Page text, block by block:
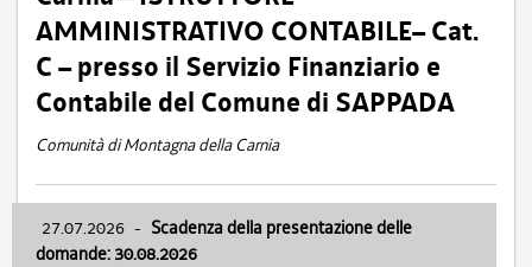
AMMINISTRATIVO CONTABILE– Cat.
C – presso il Servizio Finanziario e
Contabile del Comune di SAPPADA
Comunità di Montagna della Carnia
27.07.2026 - Scadenza della presentazione delle
domande: 30.08.2026